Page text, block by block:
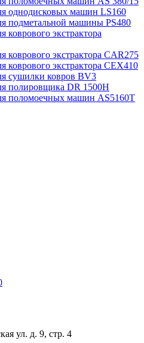
однодисковых машин LS160
подметальной машины PS480
коврового экстрактора
коврового экстрактора CAR275
коврового экстрактора CEX410
сушилки ковров BV3
полировщика DR 1500H
поломоечных машин AS5160T
ул. д. 9, стр. 4